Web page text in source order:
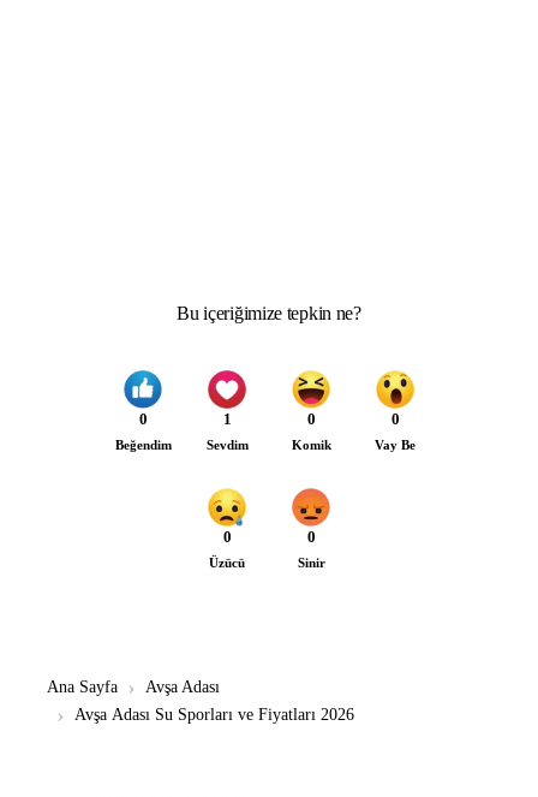
Bu içeriğimize tepkin ne?
0
Beğendim
1
Sevdim
0
Komik
0
Vay Be
0
Üzücü
0
Sinir
Ana Sayfa
Avşa Adası
Avşa Adası Su Sporları ve Fiyatları 2026